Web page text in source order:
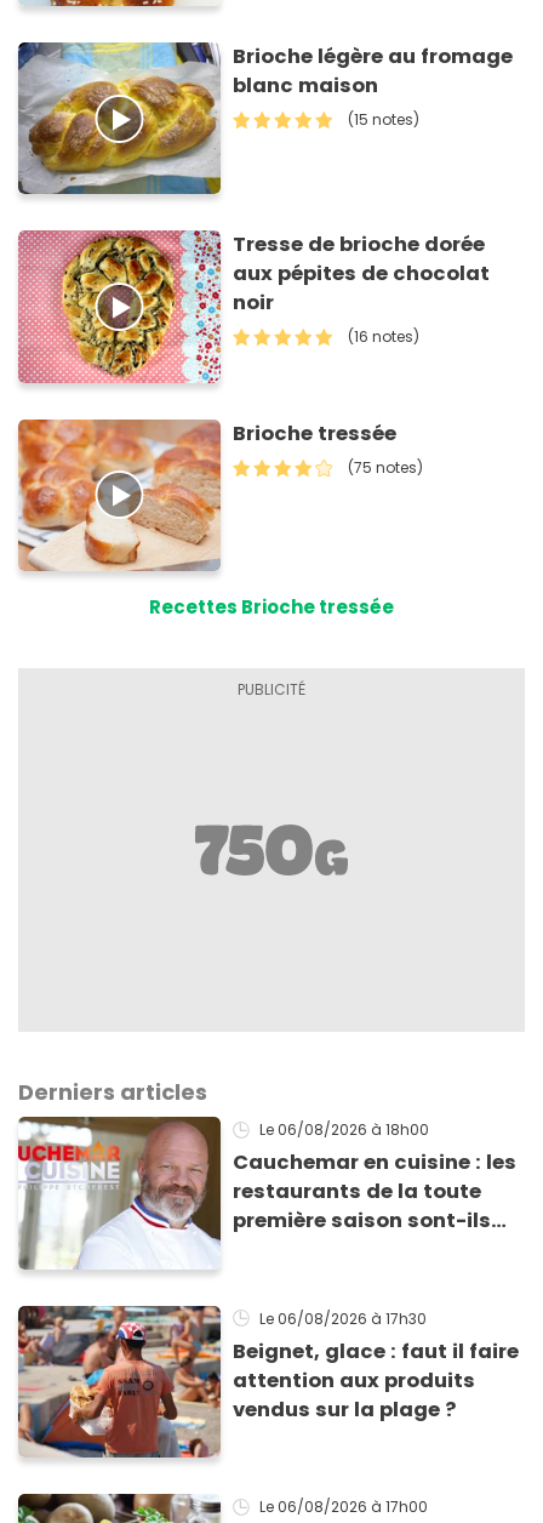
Brioche légère au fromage
blanc maison
(15 notes)
Tresse de brioche dorée
aux pépites de chocolat
noir
(16 notes)
Brioche tressée
(75 notes)
Recettes Brioche tressée
Derniers articles
Le 06/08/2026 à 18h00
Cauchemar en cuisine : les
restaurants de la toute
première saison sont-ils
Le 06/08/2026 à 17h30
Beignet, glace : faut il faire
attention aux produits
vendus sur la plage ?
Le 06/08/2026 à 17h00